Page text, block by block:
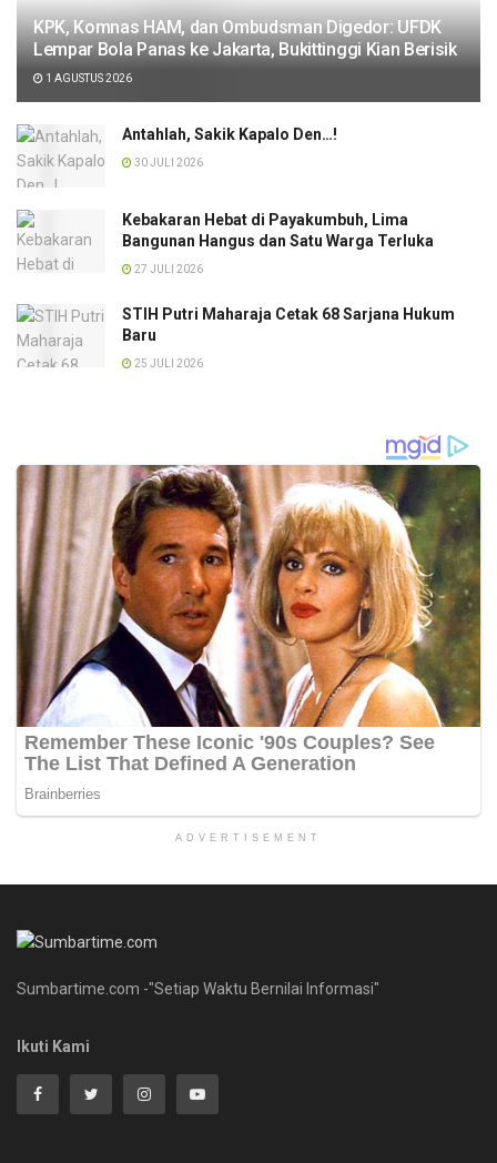
KPK, Komnas HAM, dan Ombudsman Digedor: UFDK
Lempar Bola Panas ke Jakarta, Bukittinggi Kian Berisik
1 AGUSTUS 2026
Antahlah, Sakik Kapalo Den…!
30 JULI 2026
Kebakaran Hebat di Payakumbuh, Lima
Bangunan Hangus dan Satu Warga Terluka
27 JULI 2026
STIH Putri Maharaja Cetak 68 Sarjana Hukum
Baru
25 JULI 2026
ADVERTISEMENT
Sumbartime.com -"Setiap Waktu Bernilai Informasi"
Ikuti Kami